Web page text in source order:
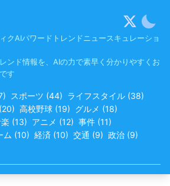
クAIパワードトレンドニュースキュレーショ
ンド情報を、AIの力で素早く分かりやすくお
す
) スポーツ (44) ライフスタイル (38)
(20) 高校野球 (19) グルメ (18)
(13) アニメ (12) 事件 (11)
ム (10) 経済 (10) 交通 (9) 政治 (9)